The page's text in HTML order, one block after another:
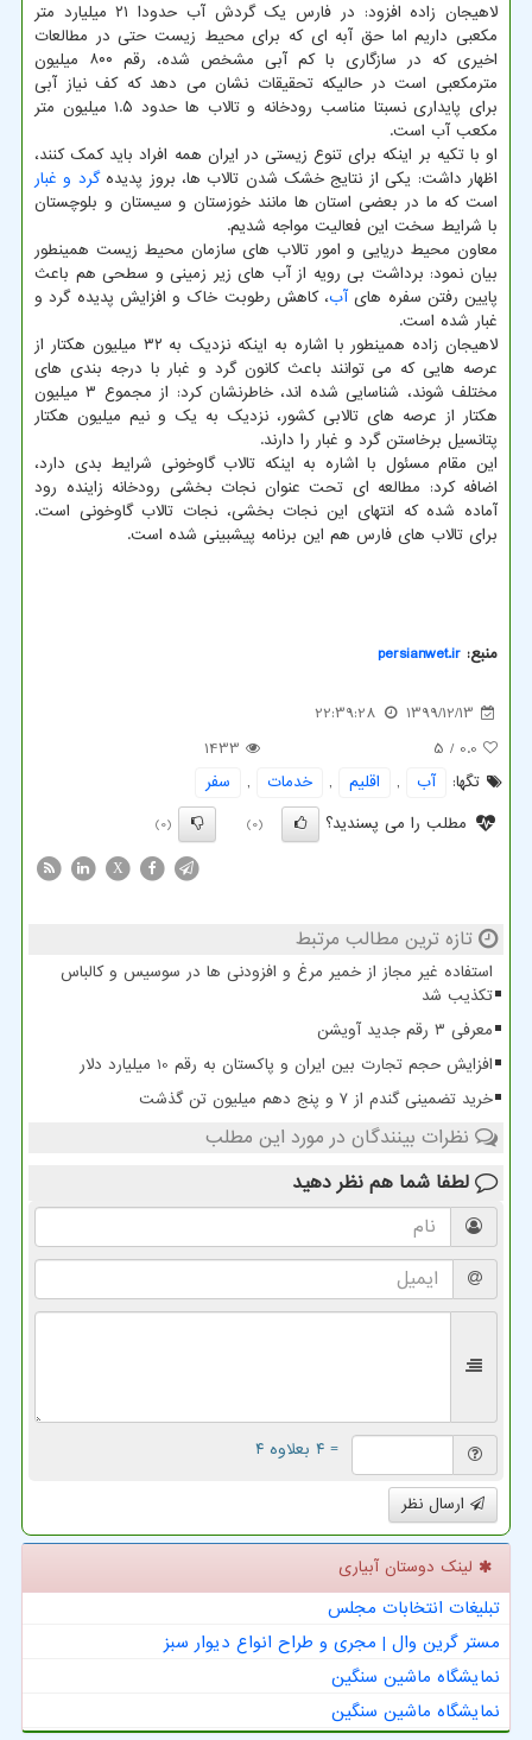
لاهیجان زاده افزود: در فارس یک گردش آب حدودا ۲۱ میلیارد متر
مکعبی داریم اما حق آبه ای که برای محیط زیست حتی در مطالعات
اخیری که در سازگاری با کم آبی مشخص شده، رقم ۸۰۰ میلیون
مترمکعبی است در حالیکه تحقیقات نشان می دهد که کف نیاز آبی
برای پایداری نسبتا مناسب رودخانه و تالاب ها حدود ۱.۵ میلیون متر
مکعب آب است.
او با تکیه بر اینکه برای تنوع زیستی در ایران همه افراد باید کمک کنند،
اظهار داشت: یکی از نتایج خشک شدن تالاب ها، بروز پدیدهگرد و غبار
است که ما در بعضی استان ها مانند خوزستان و سیستان و بلوچستان
با شرایط سخت این فعالیت مواجه شدیم.
معاون محیط دریایی و امور تالاب های سازمان محیط زیست همینطور
بیان نمود: برداشت بی رویه از آب های زیر زمینی و سطحی هم باعث
پایین رفتن سفره های آب، کاهش رطوبت خاک و افزایش پدیده گرد و
غبار شده است.
لاهیجان زاده همینطور با اشاره به اینکه نزدیک به ۳۲ میلیون هکتار از
عرصه هایی که می توانند باعث کانون گرد و غبار با درجه بندی های
مختلف شوند، شناسایی شده اند، خاطرنشان کرد: از مجموع ۳ میلیون
هکتار از عرصه های تالابی کشور، نزدیک به یک و نیم میلیون هکتار
پتانسیل برخاستن گرد و غبار را دارند.
این مقام مسئول با اشاره به اینکه تالاب گاوخونی شرایط بدی دارد،
اضافه کرد: مطالعه ای تحت عنوان نجات بخشی رودخانه زاینده رود
آماده شده که انتهای این نجات بخشی، نجات تالاب گاوخونی است.
برای تالاب های فارس هم این برنامه پیشبینی شده است.
منبع: persianwet.ir
1399/12/13
22:39:28
0.0
/ 5
1433
تگها:
آب , اقلیم , خدمات ,
سفر
مطلب را می پسندید؟
(0)
(0)
X
تازه ترین مطالب مرتبط
استفاده غیر مجاز از خمیر مرغ و افزودنی ها در سوسیس و کالباس
تکذیب شد
معرفی ۳ رقم جدید آویشن
افزایش حجم تجارت بین ایران و پاکستان به رقم 10 میلیارد دلار
خرید تضمینی گندم از ۷ و پنج دهم میلیون تن گذشت
نظرات بینندگان در مورد این مطلب
لطفا شما هم نظر دهید
= ۴ بعلاوه ۴
ارسال نظر
لینک دوستان آبیاری
تبلیغات انتخابات مجلس
مستر گرین وال | مجری و طراح انواع دیوار سبز
نمایشگاه ماشین سنگین
نمایشگاه ماشین سنگین